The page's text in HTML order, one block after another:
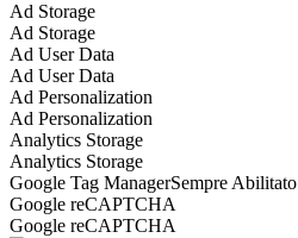
Ad Storage
Ad Storage
Ad User Data
Ad User Data
Ad Personalization
Ad Personalization
Analytics Storage
Analytics Storage
Google Tag ManagerSempre Abilitato
Google reCAPTCHA
Google reCAPTCHA